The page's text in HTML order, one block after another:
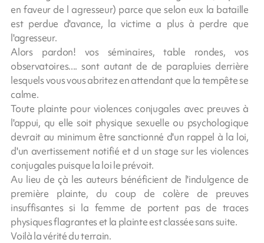
en faveur de l agresseur) parce que selon eux la bataille
est perdue d'avance, la victime a plus à perdre que
l'agresseur.
Alors pardon! vos séminaires, table rondes, vos
observatoires.... sont autant de de parapluies derrière
lesquels vous vous abritez en attendant que la tempête se
calme.
Toute plainte pour violences conjugales avec preuves à
l'appui, qu elle soit physique sexuelle ou psychologique
devrait au minimum être sanctionné d'un rappel à la loi,
d'un avertissement notifié et d un stage sur les violences
conjugales puisque la loi le prévoit.
Au lieu de çà les auteurs bénéficient de l'indulgence de
première plainte, du coup de colère de preuves
insuffisantes si la femme de portent pas de traces
physiques flagrantes et la plainte est classée sans suite.
Voilà la vérité du terrain.